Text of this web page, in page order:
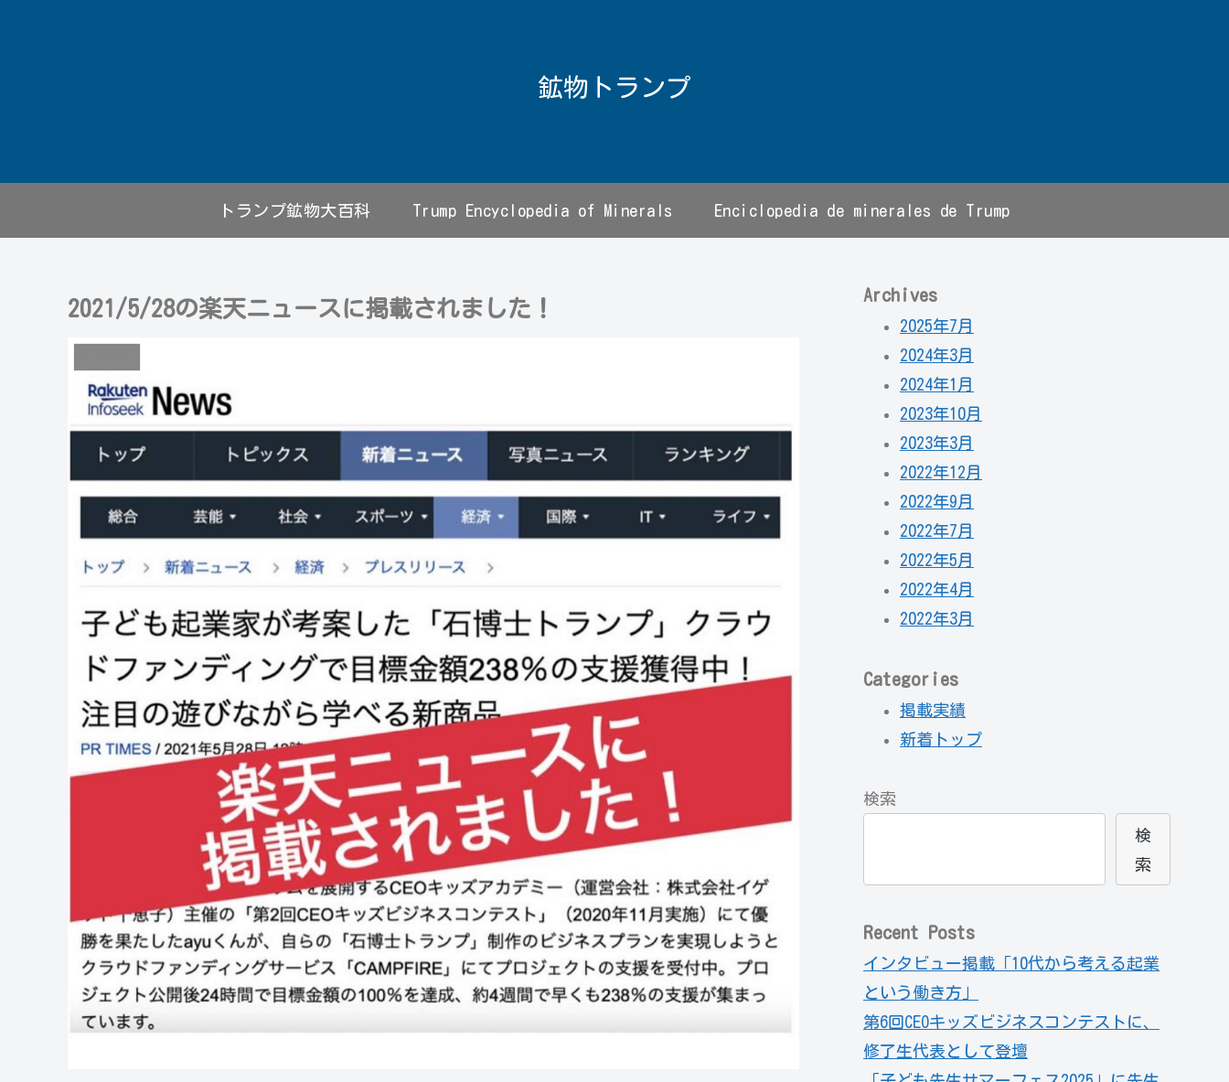
鉱物トランプ
トランプ鉱物大百科 Trump Encyclopedia of Minerals Enciclopedia de minerales de Trump
2021/5/28の楽天ニュースに掲載されました！
Archives
2025年7月
2024年3月
2024年1月
2023年10月
2023年3月
2022年12月
2022年9月
2022年7月
2022年5月
2022年4月
2022年3月
Categories
掲載実績
新着トップ
検索
検
索
Recent Posts
インタビュー掲載「10代から考える起業
という働き方」
第6回CEOキッズビジネスコンテストに、
修了生代表として登壇